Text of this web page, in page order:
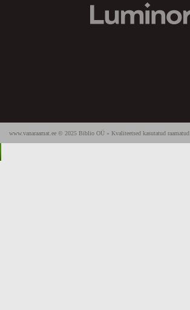
www.vanaraamat.ee © 2025 Biblio OÜ » Kvaliteetsed kasutatud raamatud